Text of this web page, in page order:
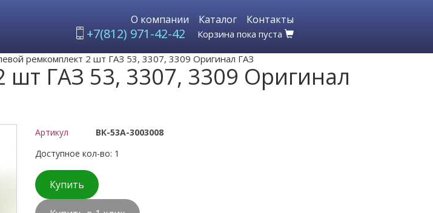
О компании Каталог Контакты
+7(812) 971-42-42 Корзина пока пуста
ремкомплект 2 шт ГАЗ 53, 3307, 3309 Оригинал ГАЗ
ГАЗ 53, 3307, 3309 Оригинал
Артикул
ВК-53А-3003008
Доступное кол-во: 1
Купить